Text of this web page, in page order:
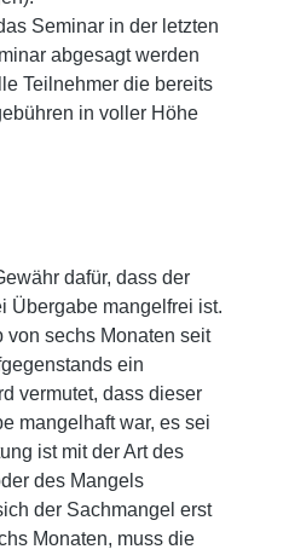
Seminar in der letzten
abgesagt werden
Teilnehmer die bereits
in voller Höhe
dafür, dass der
Übergabe mangelfrei ist.
von sechs Monaten seit
ein
vermutet, dass dieser
mangelhaft war, es sei
ist mit der Art des
des Mangels
der Sachmangel erst
Monaten, muss die